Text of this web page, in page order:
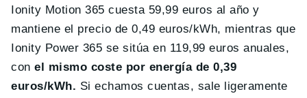
Ionity Motion 365 cuesta 59,99 euros al año y
mantiene el precio de 0,49 euros/kWh, mientras que
Ionity Power 365 se sitúa en 119,99 euros anuales,
conel mismo coste por energía de 0,39
euros/kWh. Si echamos cuentas, sale ligeramente